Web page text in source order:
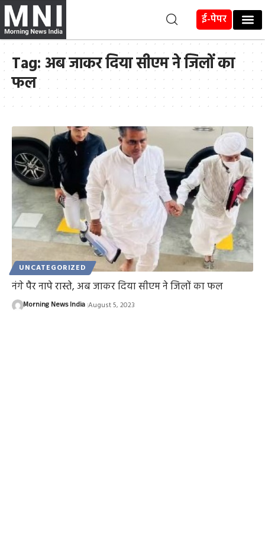
ई-पेपर
Tag: अब जाकर दिया सीएम ने जिलों का
फल
UNCATEGORIZED
नंगे पैर नापे रास्ते, अब जाकर दिया सीएम ने जिलों का फल
Morning News India August 5, 2023